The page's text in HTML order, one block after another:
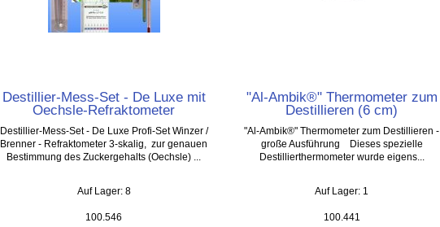
Destillier-Mess-Set - De Luxe mit
Oechsle-Refraktometer
Destillier-Mess-Set - De Luxe Profi-Set Winzer /
Brenner - Refraktometer 3-skalig, zur genauen
Bestimmung des Zuckergehalts (Oechsle) ...
Auf Lager: 8
100.546
"Al-Ambik®" Thermometer zum
Destillieren (6 cm)
"Al-Ambik®" Thermometer zum Destillieren -
große Ausführung Dieses spezielle
Destillierthermometer wurde eigens...
Auf Lager: 1
100.441